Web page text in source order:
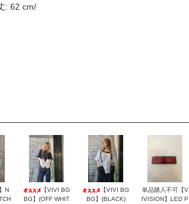
: 62 cm/
N
【VIVI BG
BG】(OFF WHIT
【VIVI BG
BG】(BLACK)
単品購入不可【V
IVISION】LED P